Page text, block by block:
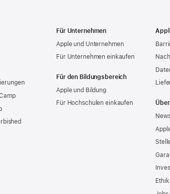
Für Unternehmen
Apple und Unternehmen
Für Unternehmen einkaufen
Für den Bildungsbereich
Apple und Bildung
Für Hochschulen einkaufen